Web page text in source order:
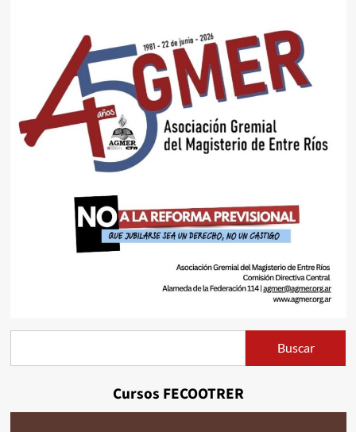
Buscar
Cursos FECOOTRER